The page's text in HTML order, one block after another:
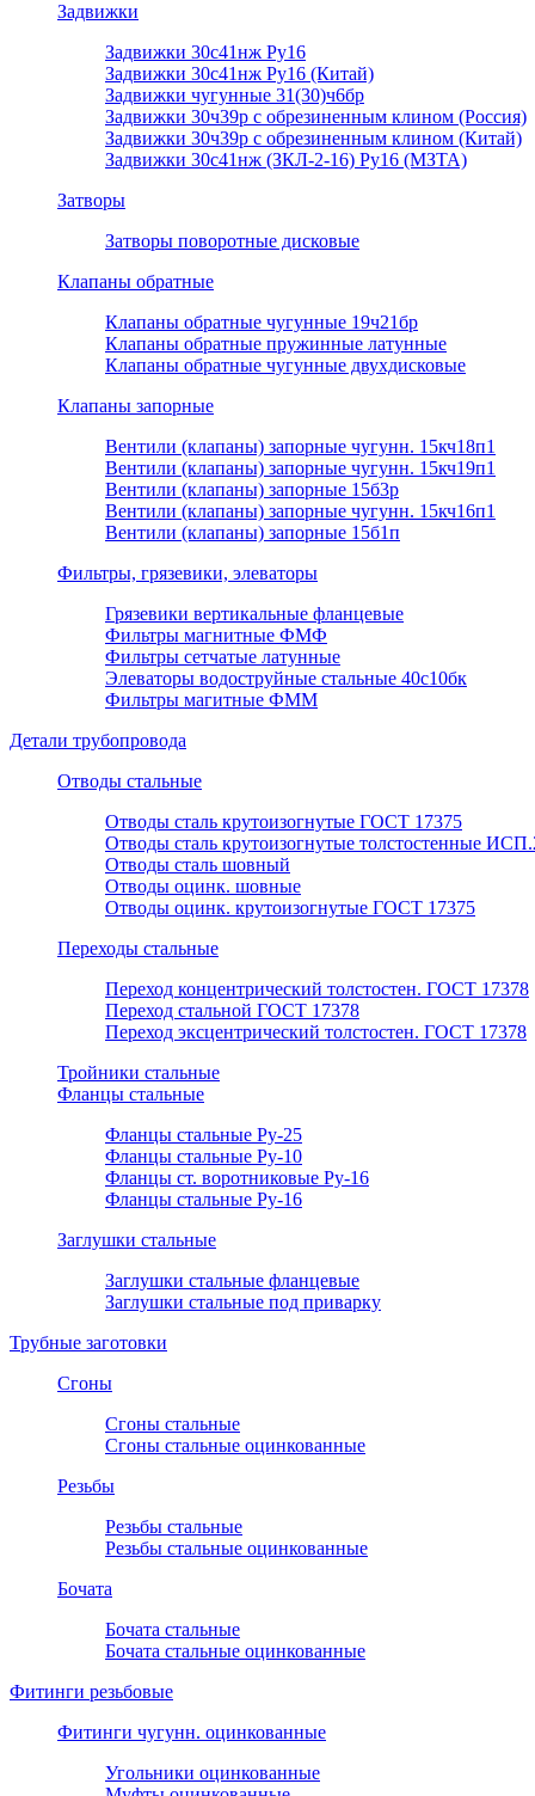
Задвижки
Задвижки 30с41нж Ру16
Задвижки 30с41нж Ру16 (Китай)
Задвижки чугунные 31(30)ч6бр
Задвижки 30ч39р с обрезиненным клином (Россия)
Задвижки 30ч39р с обрезиненным клином (Китай)
Задвижки 30с41нж (ЗКЛ-2-16) Ру16 (МЗТА)
Затворы
Затворы поворотные дисковые
Клапаны обратные
Клапаны обратные чугунные 19ч21бр
Клапаны обратные пружинные латунные
Клапаны обратные чугунные двухдисковые
Клапаны запорные
Вентили (клапаны) запорные чугунн. 15кч18п1
Вентили (клапаны) запорные чугунн. 15кч19п1
Вентили (клапаны) запорные 15б3р
Вентили (клапаны) запорные чугунн. 15кч16п1
Вентили (клапаны) запорные 15б1п
Фильтры, грязевики, элеваторы
Грязевики вертикальные фланцевые
Фильтры магнитные ФМФ
Фильтры сетчатые латунные
Элеваторы водоструйные стальные 40с10бк
Фильтры магитные ФММ
Детали трубопровода
Отводы стальные
Отводы сталь крутоизогнутые ГОСТ 17375
Отводы сталь крутоизогнутые толстостенные
Отводы сталь шовный
Отводы оцинк. шовные
Отводы оцинк. крутоизогнутые ГОСТ 17375
Переходы стальные
Переход концентрический толстостен. ГОСТ 17378
Переход стальной ГОСТ 17378
Переход эксцентрический толстостен. ГОСТ 17378
Тройники стальные
Фланцы стальные
Фланцы стальные Ру-25
Фланцы стальные Ру-10
Фланцы ст. воротниковые Ру-16
Фланцы стальные Ру-16
Заглушки стальные
Заглушки стальные фланцевые
Заглушки стальные под приварку
Трубные заготовки
Сгоны
Сгоны стальные
Сгоны стальные оцинкованные
Резьбы
Резьбы стальные
Резьбы стальные оцинкованные
Бочата
Бочата стальные
Бочата стальные оцинкованные
Фитинги резьбовые
Фитинги чугунн. оцинкованные
Угольники оцинкованные